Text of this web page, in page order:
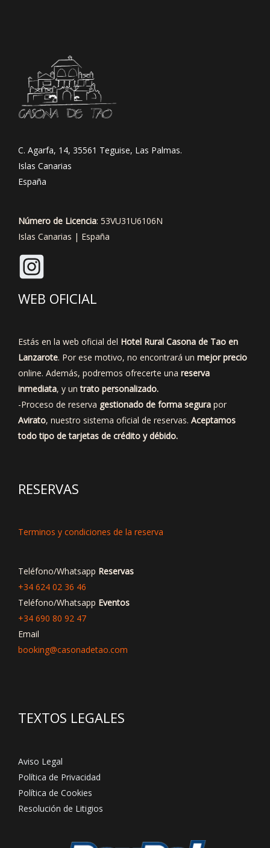
C. Agarfa, 14, 35561 Teguise, Las Palmas.
Islas Canarias
España
Número de Licencia: 53VU31U6106N
Islas Canarias | España
WEB OFICIAL
Estás en la web oficial del Hotel Rural Casona de Tao en
Lanzarote. Por ese motivo, no encontrará un mejor precio
online. Además, podremos ofrecerte una reserva
inmediata, y untrato personalizado.
-Proceso de reserva gestionado de forma segura por
Avirato, nuestro sistema oficial de reservas. Aceptamos
todo tipo de tarjetas de crédito y débido.
RESERVAS
Terminos y condiciones de la reserva
Teléfono/Whatsapp Reservas
+34 624 02 36 46
Teléfono/Whatsapp Eventos
+34 690 80 92 47
Email
booking@casonadetao.com
TEXTOS LEGALES
Aviso Legal
Política de Privacidad
Política de Cookies
Resolución de Litigios